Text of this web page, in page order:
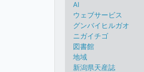
AI
ウェブサービス
グンバイヒルガオ
ニガイチゴ
図書館
地域
新潟県天産誌